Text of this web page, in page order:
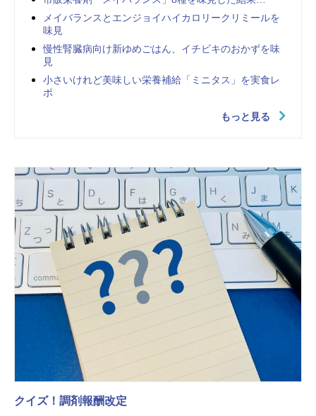
メイバランスとエンジョイハイカロリークリミールを
味見
慢性腎臓病向け新ゆめごはん、イチビキのおかずを味
見
小さいけれど美味しい栄養補給「ミニタス」を実食レ
ポ
もっと見る
クイズ！調剤報酬改定